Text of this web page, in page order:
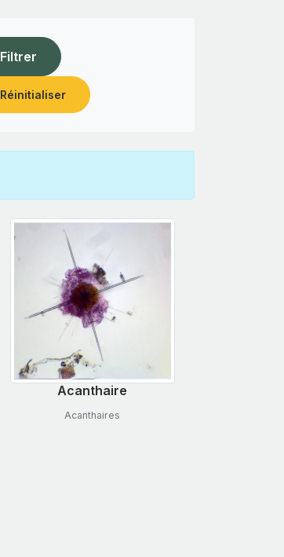
Filtrer
Réinitialiser
Acanthaire
Acanthaires